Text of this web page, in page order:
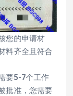
您的申请材
料齐全且符合
要5-7个工作
批准，您需要